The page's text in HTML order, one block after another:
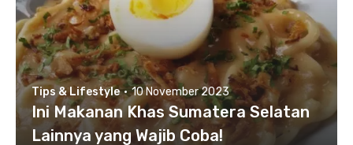
Tips & Lifestyle · 10 November 2023
Ini Makanan Khas Sumatera Selatan
Lainnya yang Wajib Coba!